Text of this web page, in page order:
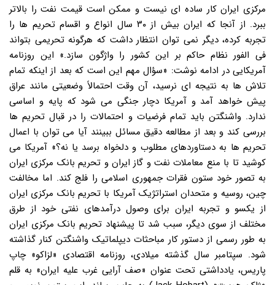
مرکزی ایران کار ساده ای نیست و ممکن است قیمت نفت را بالاتر
ببرد. از آنجا که ایران بیش از ۳۰ سال انواع و اقسام تحریم ها را
تجربه کرده، دیگر نمی توان انتظار داشت که هرگونه تحریمی بتواند
فی الفور نظام حاکم بر این کشور را واژگون سازد.» این روزنامه
آمریکایی در ادامه نوشت: «سؤال مهم این است که بعد از اینکه تمام
تلاش ها به نتیجه ای نرسید، آن وقت احتمالاً وضعیتی مانند عراق
پیش خواهد آمد و آمریکا دچار جنگی می شود که پایه و اساسی
ندارد. واشنگتن باید تمام فرضیات و احتمالات را در قبال تحریم ها
بررسی کند و بعد از مطالعه دقیق مسائل ببینند آیا می توان با اعمال
تحریم ها به دستاوردهای مطلوب و دلخواه برسد یا نه؟» آمریکا می
کوشید تا با منع معاملات نفت و گاز ایران و تحریم بانک مرکزی ایران
به تصور خود ستون فقرات جمهوری اسلامی را فلج کند. اما مخالفت
چین، روسیه و متحدان استراتژیک آمریکا با تحریم بانک مرکزی ایران
از یکسو و تجربه ایران برای وصول درآمدهای نفتی خود از طرق
مختلف از سوی دیگر، سبب شد تا پیشنهاد تحریم بانک مرکزی ایران
به طور رسمی از دستور کار مباحثات دیپلماتیک واشنگتن کنار گذاشته
شود. سپتامبر سال گذشته میلادی، روزنامه اقتصادی «لزاکو» چاپ
پاریس، یادداشتی تحت عنوان «صف آرایی غرب علیه ایران» به قلم